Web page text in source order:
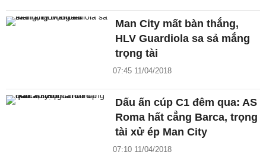
Man City mất bàn thắng,
HLV Guardiola sa sả mắng
trọng tài
07:45 11/04/2018
Dấu ấn cúp C1 đêm qua: AS
Roma hất cẳng Barca, trọng
tài xử ép Man City
07:10 11/04/2018